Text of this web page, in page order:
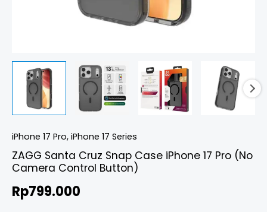
iPhone 17 Pro, iPhone 17 Series
ZAGG Santa Cruz Snap Case iPhone 17 Pro (No
Camera Control Button)
Rp799.000